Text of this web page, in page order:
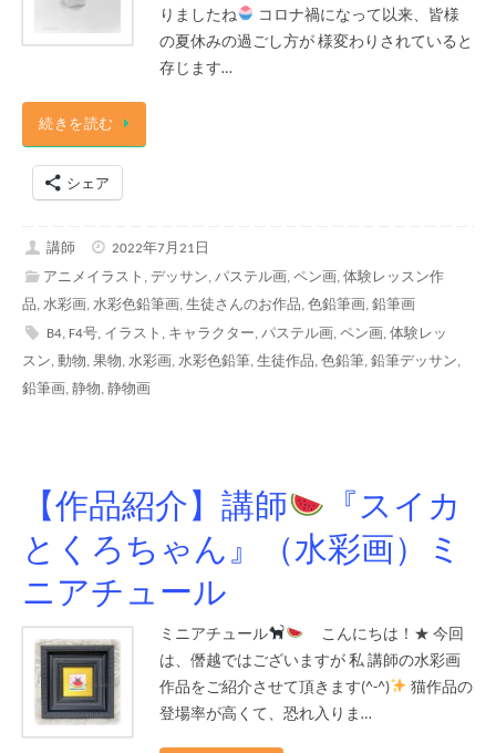
りましたね
コロナ禍になって以来、皆様
の夏休みの過ごし方が 様変わりされていると
存じます…
続きを読む
シェア
講師
2022年7月21日
アニメイラスト , デッサン, パステル画, ペン画, 体験レッスン作
品, 水彩画, 水彩色鉛筆画, 生徒さんのお作品, 色鉛筆画, 鉛筆画
B4, F4号, イラスト , キャラクター, パステル画, ペン画, 体験レッ
スン, 動物, 果物, 水彩画, 水彩色鉛筆, 生徒作品, 色鉛筆, 鉛筆デッサン,
鉛筆画, 静物, 静物画
【作品紹介】講師
『スイカ
とくろちゃん』（水彩画）ミ
ニアチュール
ミニアチュール
こんにちは！★ 今回
は、僭越ではございますが 私 講師の水彩画
作品をご紹介させて頂きます(^-^)
猫作品の
登場率が高くて、恐れ入りま…